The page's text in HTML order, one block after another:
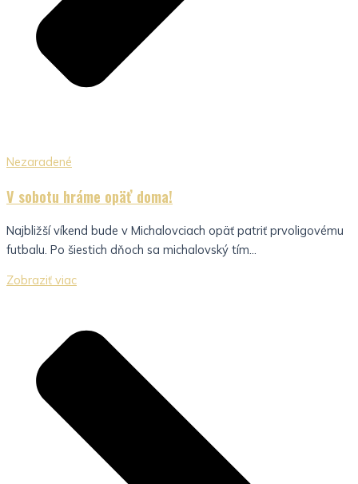
Nezaradené
V sobotu hráme opäť doma!
Najbližší víkend bude v Michalovciach opäť patriť prvoligovému
futbalu. Po šiestich dňoch sa michalovský tím...
Zobraziť viac